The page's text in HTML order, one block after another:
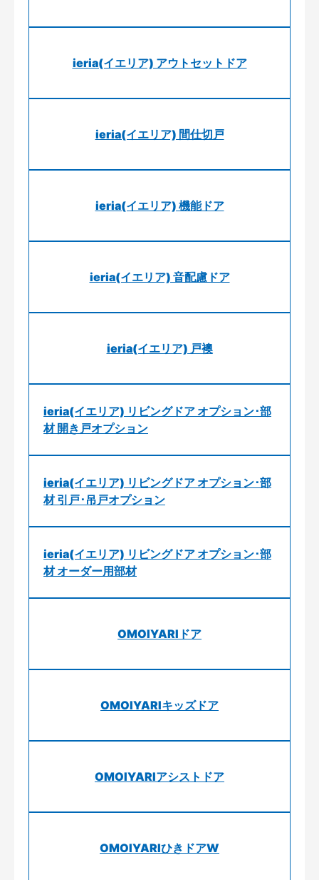
ieria(イエリア) アウトセットドア
ieria(イエリア) 間仕切戸
ieria(イエリア) 機能ドア
ieria(イエリア) 音配慮ドア
ieria(イエリア) 戸襖
ieria(イエリア) リビングドア オプション･部
材 開き戸オプション
ieria(イエリア) リビングドア オプション･部
材 引戸･吊戸オプション
ieria(イエリア) リビングドア オプション･部
材 オーダー用部材
OMOIYARIドア
OMOIYARIキッズドア
OMOIYARIアシストドア
OMOIYARIひきドアW